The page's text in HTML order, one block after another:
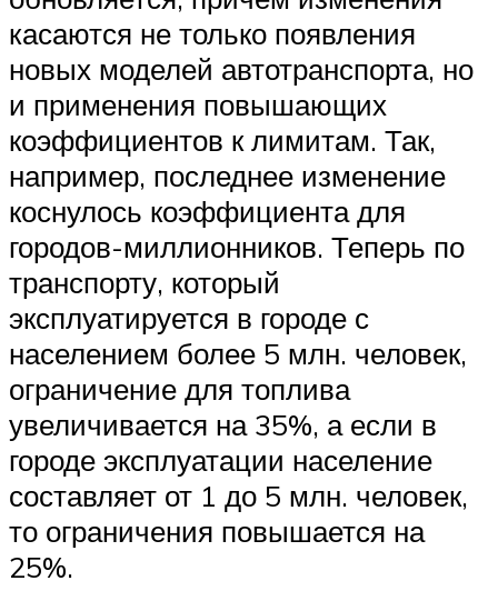
касаются не только появления
новых моделей автотранспорта, но
и применения повышающих
коэффициентов к лимитам. Так,
например, последнее изменение
коснулось коэффициента для
городов-миллионников. Теперь по
транспорту, который
эксплуатируется в городе с
населением более 5 млн. человек,
ограничение для топлива
увеличивается на 35%, а если в
городе эксплуатации население
составляет от 1 до 5 млн. человек,
то ограничения повышается на
25%.